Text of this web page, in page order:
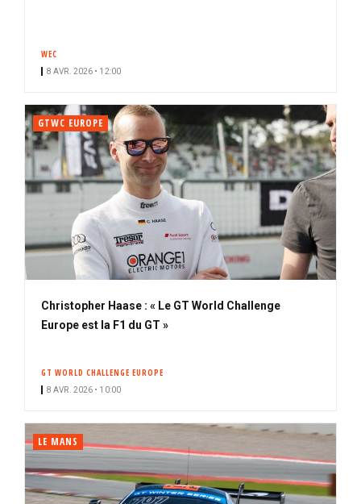
WEC
8 AVR. 2026 • 12:00
GTWC EUROPE
Christopher Haase : « Le GT World Challenge
Europe est la F1 du GT »
GT WORLD CHALLENGE EUROPE
8 AVR. 2026 • 10:00
LE MANS